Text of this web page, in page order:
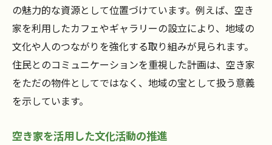
の魅力的な資源として位置づけています。例えば、空き
家を利用したカフェやギャラリーの設立により、地域の
文化や人のつながりを強化する取り組みが見られます。
住民とのコミュニケーションを重視した計画は、空き家
をただの物件としてではなく、地域の宝として扱う意義
を示しています。
空き家を活用した文化活動の推進